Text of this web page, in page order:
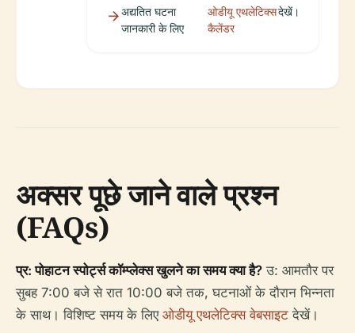
अद्यतित घटना
जानकारी के लिए
ओडीयू एथलेटिक्स
कैलेंडर
देखें।
अक्सर पूछे जाने वाले प्रश्न
(FAQs)
प्र: पोहाटन स्पोर्ट्स कॉम्प्लेक्स खुलने का समय क्या है? उ: आमतौर पर
सुबह 7:00 बजे से रात 10:00 बजे तक, घटनाओं के दौरान भिन्नता
के साथ। विशिष्ट समय के लिए ओडीयू एथलेटिक्स वेबसाइट देखें।